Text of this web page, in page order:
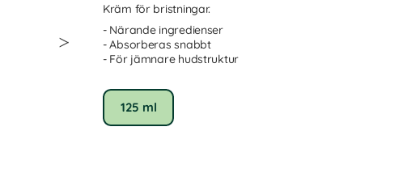
Kräm för bristningar.
- Närande ingredienser
- Absorberas snabbt
- För jämnare hudstruktur
125 ml